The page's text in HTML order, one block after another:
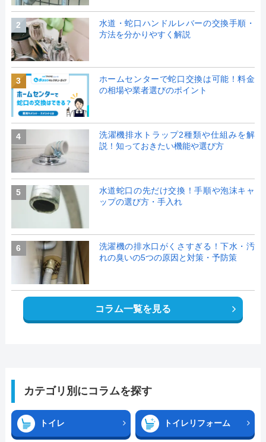
2
水道・蛇口ハンドルレバーの交換手順・
方法を分かりやすく解説
3
ホームセンターで蛇口交換は可能！料金
の相場や業者選びのポイント
4
洗濯機排水トラップ2種類や仕組みを解
説！知っておきたい機能や選び方
5
水道蛇口の先だけ交換！手順や泡沫キャ
ップの選び方・手入れ
6
洗濯機の排水口がくさすぎる！下水・汚
れの臭いの5つの原因と対策・予防策
コラム一覧を見る
カテゴリ別にコラムを探す
トイレ トイレリフォーム